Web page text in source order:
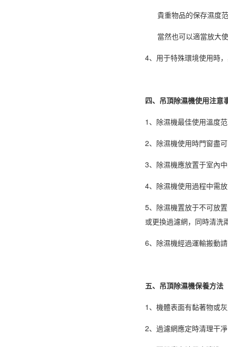
貴重物品的保存濕度范
當然也可以適當放大使
4、用于特殊環境使用時
四、吊頂除濕機使用注意
1、除濕機最佳使用溫
2、 除濕機使用時門窗盡
3、除濕機應放置于室內
4、除濕機使用過程中需
5、除濕機置放于不可放
或更換過濾網，同時清
6、除濕機經過運輸搬動
五、吊頂除濕機保養方法
1、機體表面有黏著物或
2、過濾網應定時清理干